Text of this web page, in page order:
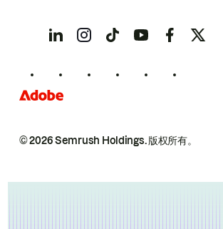
© 2026 Semrush Holdings.版权所有。